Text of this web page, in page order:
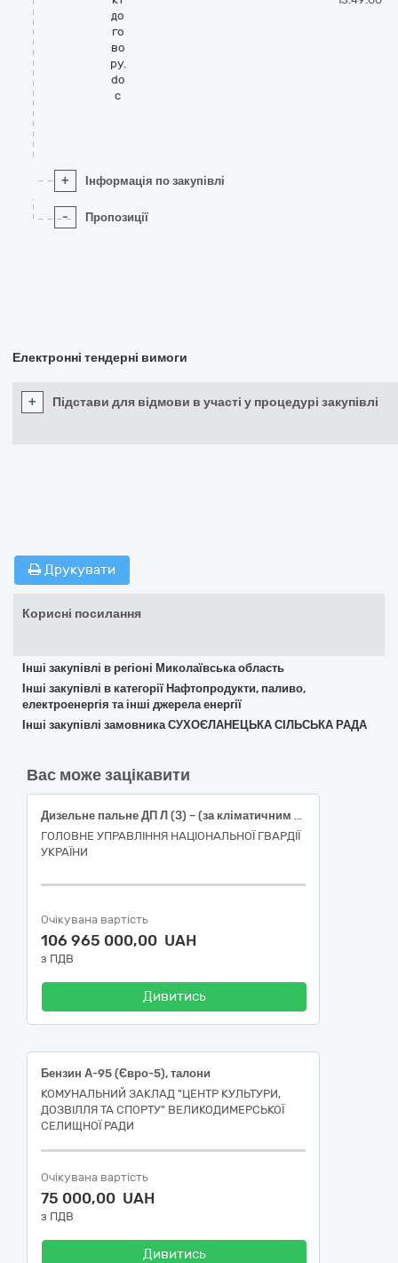
до
го
во
ру.
do
c
+ Інформація по закупівлі
- Пропозиції
Електронні тендерні вимоги
+ Підстави для відмови в участі у процедурі закупівлі
Друкувати
Корисні посилання
Інші закупівлі в регіоні Миколаївська область
Інші закупівлі в категорії Нафтопродукти, паливо,
електроенергія та інші джерела енергії
Інші закупівлі замовника СУХОЄЛАНЕЦЬКА СІЛЬСЬКА РАДА
Вас може зацікавити
Дизельне пальне ДП Л (З) – (за кліматичним використанням по сезону) Євро 5 - В0 в талонах
ГОЛОВНЕ УПРАВЛІННЯ НАЦІОНАЛЬНОЇ ГВАРДІЇ
УКРАЇНИ
Очікувана вартість
106 965 000,00 UAH
з ПДВ
Дивитись
Бензин А-95 (Євро-5), талони
КОМУНАЛЬНИЙ ЗАКЛАД "ЦЕНТР КУЛЬТУРИ,
ДОЗВІЛЛЯ ТА СПОРТУ" ВЕЛИКОДИМЕРСЬКОЇ
СЕЛИЩНОЇ РАДИ
Очікувана вартість
75 000,00 UAH
з ПДВ
Дивитись